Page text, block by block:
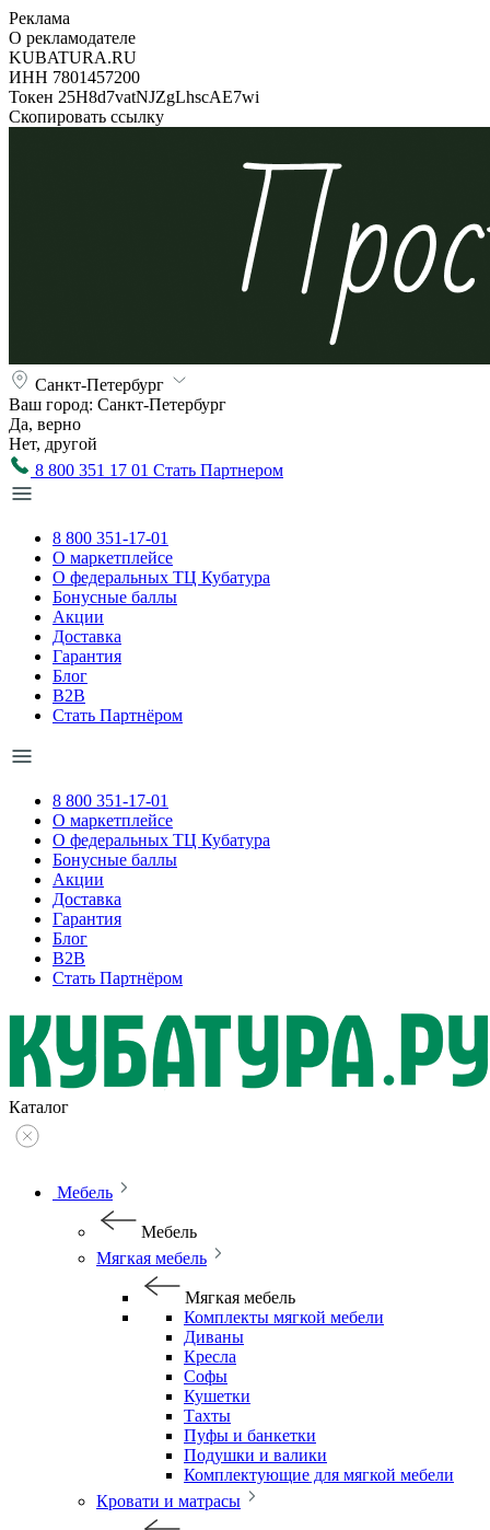
Реклама
О рекламодателе
KUBATURA.RU
ИНН 7801457200
Токен 25H8d7vatNJZgLhscAE7wi
Скопировать ссылку
Санкт-Петербург
Ваш город: Санкт-Петербург
Да, верно
Нет, другой
8 800 351 17 01 Стать Партнером
8 800 351-17-01
О маркетплейсе
О федеральных ТЦ Кубатура
Бонусные баллы
Акции
Доставка
Гарантия
Блог
B2B
Стать Партнёром
8 800 351-17-01
О маркетплейсе
О федеральных ТЦ Кубатура
Бонусные баллы
Акции
Доставка
Гарантия
Блог
B2B
Стать Партнёром
Каталог
Мебель
Мебель
Мягкая мебель
Мягкая мебель
Комплекты мягкой мебели
Диваны
Кресла
Софы
Кушетки
Тахты
Пуфы и банкетки
Подушки и валики
Комплектующие для мягкой мебели
Кровати и матрасы